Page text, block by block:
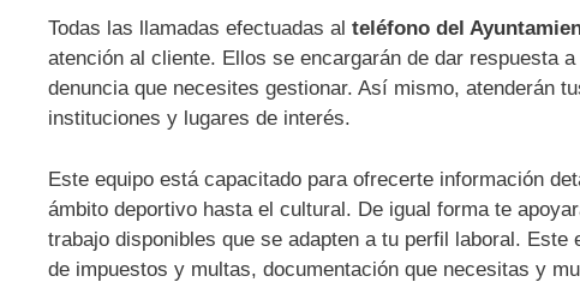
Todas las llamadas efectuadas al teléfono del
atención al cliente. Ellos se encargarán de dar respuesta
denuncia que necesites gestionar. Así mismo, atenderán
instituciones y lugares de interés.
Este equipo está capacitado para ofrecerte información
ámbito deportivo hasta el cultural. De igual forma te
trabajo disponibles que se adapten a tu perfil laboral.
de impuestos y multas, documentación que necesitas y